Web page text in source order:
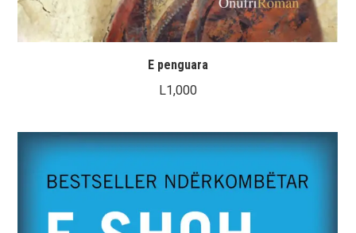
E penguara
L1,000